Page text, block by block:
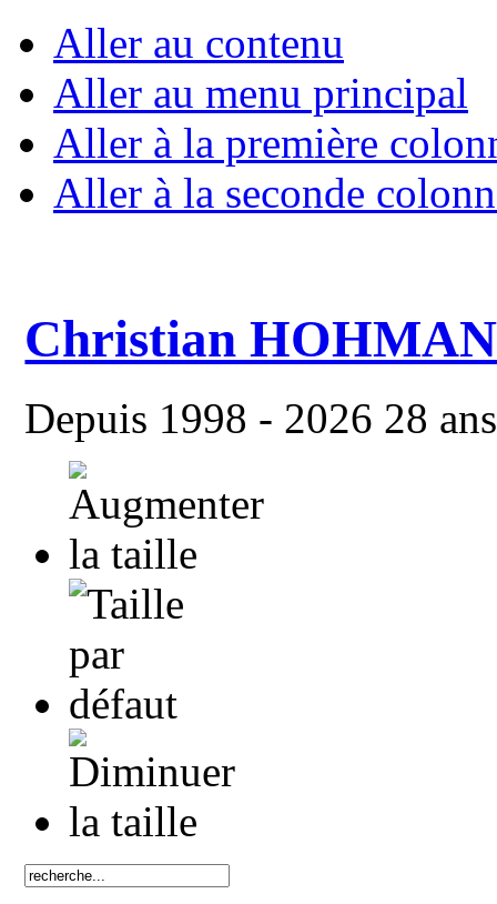
Aller au contenu
Aller au menu principal
Aller à la première
Aller à la seconde
Christian
Depuis 1998 - 2026 28